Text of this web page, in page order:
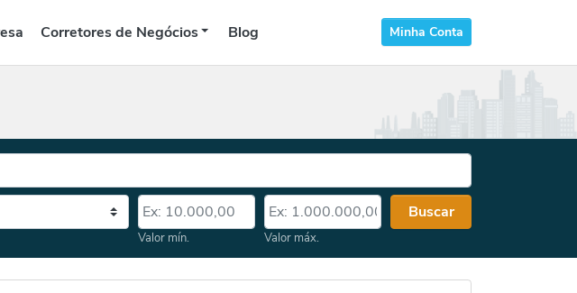
Corretores de Negócios Blog Minha Conta
Valor mín.
Valor mín.
Valor máx.
Valor máx.
Buscar